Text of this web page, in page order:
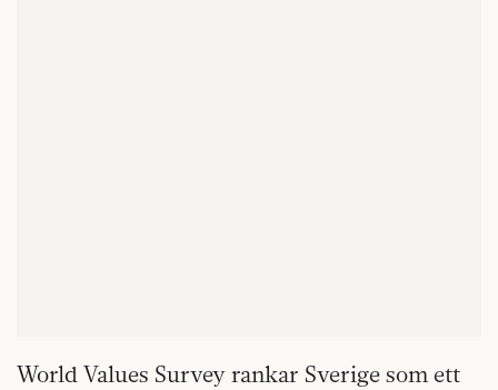
World Values Survey rankar Sverige som ett